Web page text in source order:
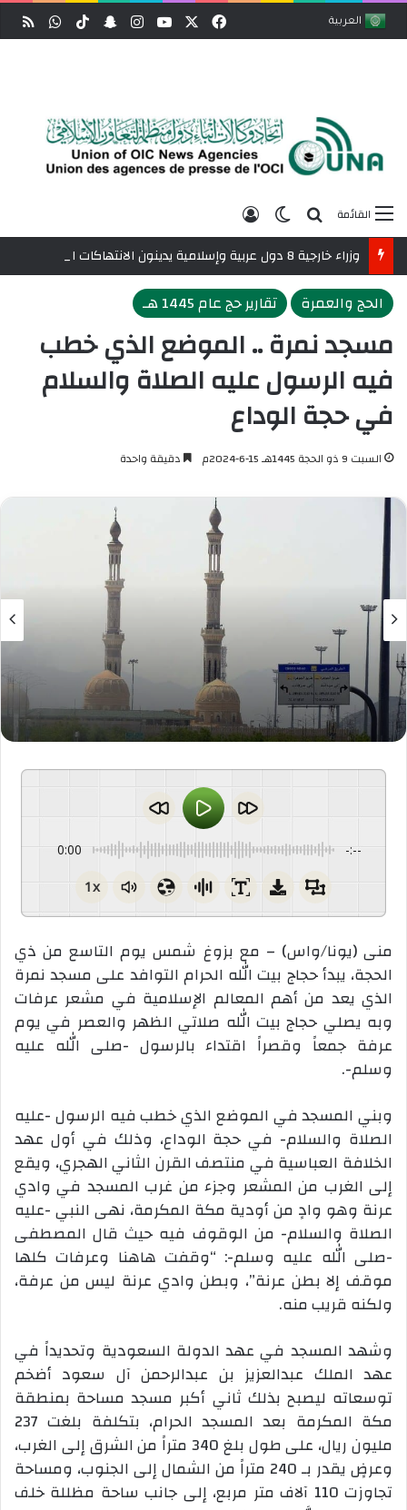
العربية فيسبوك ‫YouTubeانستقرامسناب تشات
‫TikTokواتساب
القائمة بحث عنالوضع المظلم
الحج والعمرة تقارير حج عام 1445 هـ
مسجد نمرة .. الموضع الذي خطب
فيه الرسول عليه الصلاة والسلام
في حجة الوداع
السبت 9 ذو الحجة 1445هـ 15-6-2024م دقيقة واحدة
0:00 -:--
1x
منى (يونا/واس) – مع بزوغ شمس يوم التاسع من ذي
الحجة، يبدأ حجاج بيت الله الحرام التوافد على مسجد نمرة
الذي يعد من أهم المعالم الإسلامية في مشعر عرفات
وبه يصلي حجاج بيت الله صلاتي الظهر والعصر في يوم
عرفة جمعاً وقصراً اقتداء بالرسول -صلى الله عليه
وسلم-.
وبني المسجد في الموضع الذي خطب فيه الرسول -عليه
الصلاة والسلام- في حجة الوداع، وذلك في أول عهد
الخلافة العباسية في منتصف القرن الثاني الهجري، ويقع
إلى الغرب من المشعر وجزء من غرب المسجد في وادي
عرنة وهو وادٍ من أودية مكة المكرمة، نهى النبي -عليه
الصلاة والسلام- من الوقوف فيه حيث قال المصطفى
-صلى الله عليه وسلم-: “وقفت هاهنا وعرفات كلها
موقف إلا بطن عرنة”، وبطن وادي عرنة ليس من عرفة،
ولكنه قريب منه.
وشهد المسجد في عهد الدولة السعودية وتحديداً في
عهد الملك عبدالعزيز بن عبدالرحمن آل سعود أضخم
توسعاته ليصبح بذلك ثاني أكبر مسجد مساحة بمنطقة
مكة المكرمة بعد المسجد الحرام، بتكلفة بلغت 237
مليون ريال، على طول بلغ 340 متراً من الشرق إلى الغرب،
وعرضٍ يقدر بـ 240 متراً من الشمال إلى الجنوب، ومساحة
تجاوزت 110 آلاف متر مربع، إلى جانب ساحة مظللة خلف